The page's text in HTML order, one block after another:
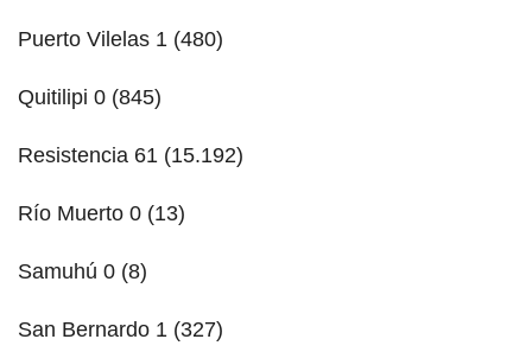
Puerto Vilelas 1 (480)
Quitilipi 0 (845)
Resistencia 61 (15.192)
Río Muerto 0 (13)
Samuhú 0 (8)
San Bernardo 1 (327)